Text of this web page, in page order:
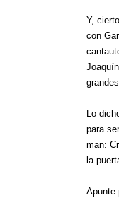
Y,
con
Lo
para
man:
la
Apunte